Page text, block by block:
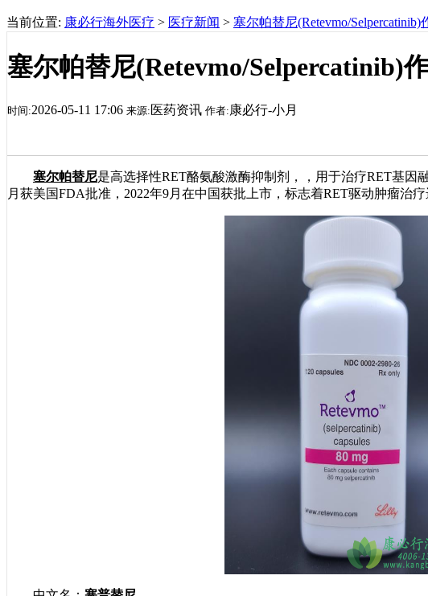
当前位置: 康必行海外医疗 > 医疗新闻 > 塞尔帕替尼(Retevmo/
塞尔帕替尼(Retevmo/Selpercatinib)
时间:2026-05-11 17:06 来源: 医药资讯 作者: 康必行-小月
塞尔帕替尼是高选择性RET酪氨酸激酶抑制剂，，用于治疗RET基因
月获美国FDA批准，2022年9月在中国获批上市，标志着RET驱动肿瘤治疗